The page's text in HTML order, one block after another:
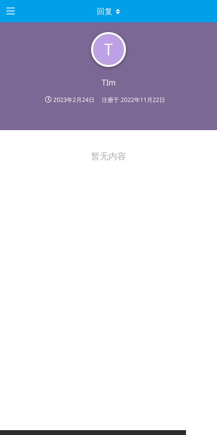
T
TIm
2023年2月24日 注册于2022年11月22日
回复
暂无内容